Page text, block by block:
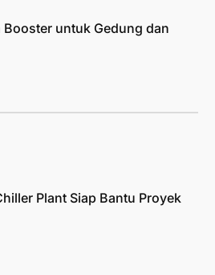
untuk Gedung dan
Plant Siap Bantu Proyek